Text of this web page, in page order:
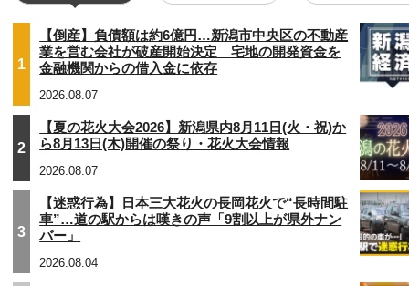
1
【倒産】負債額は約6億円…新潟市中央区の不動産
業を営む会社が破産開始決定 宅地の開発資金を
金融機関からの借入金に依存
2026.08.07
2
【夏の花火大会2026】新潟県内8月11日(火・祝)か
ら8月13日(木)開催の祭り・花火大会情報
2026.08.07
3
【迷惑行為】日本三大花火の長岡花火で“長時間駐
車”…道の駅からは嘆きの声「9割以上が県外ナン
バー」
2026.08.04